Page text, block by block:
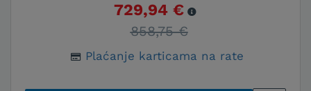
729,94 €
858,75 €
Plaćanje karticama na rate